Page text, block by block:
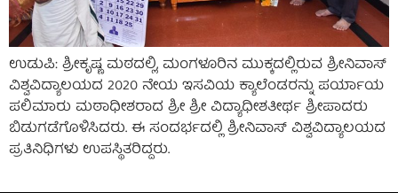
ಉಡುಪಿ: ಶ್ರೀಕೃಷ್ಣ ಮಠದಲ್ಲಿ, ಮಂಗಳೂರಿನ ಮುಕ್ಕದಲ್ಲಿರುವ ಶ್ರೀನಿವಾಸ್
ವಿಶ್ವವಿದ್ಯಾಲಯದ 2020 ನೇಯ ಇಸವಿಯ ಕ್ಯಾಲೆಂಡರನ್ನು ಪರ್ಯಾಯ
ಪಲಿಮಾರು ಮಠಾಧೀಶರಾದ ಶ್ರೀ ಶ್ರೀ ವಿದ್ಯಾಧೀಶತೀರ್ಥ ಶ್ರೀಪಾದರು
ಬಿಡುಗಡೆಗೊಳಿಸಿದರು. ಈ ಸಂದರ್ಭದಲ್ಲಿ ಶ್ರೀನಿವಾಸ್ ವಿಶ್ವವಿದ್ಯಾಲಯದ
ಪ್ರತಿನಿಧಿಗಳು ಉಪಸ್ಥಿತರಿದ್ದರು.